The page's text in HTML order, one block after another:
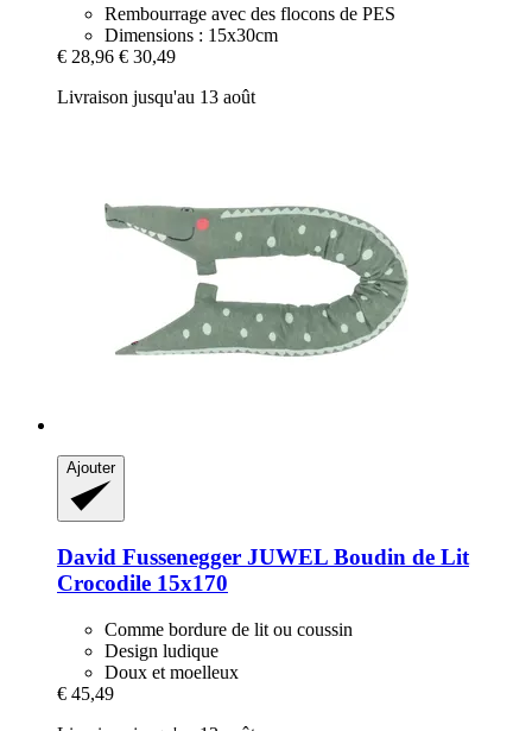
Rembourrage avec des flocons de PES
Dimensions : 15x30cm
€ 28,96 € 30,49
Livraison jusqu'au 13 août
Ajouter
David Fussenegger JUWEL Boudin de Lit
Crocodile 15x170
Comme bordure de lit ou coussin
Design ludique
Doux et moelleux
€ 45,49